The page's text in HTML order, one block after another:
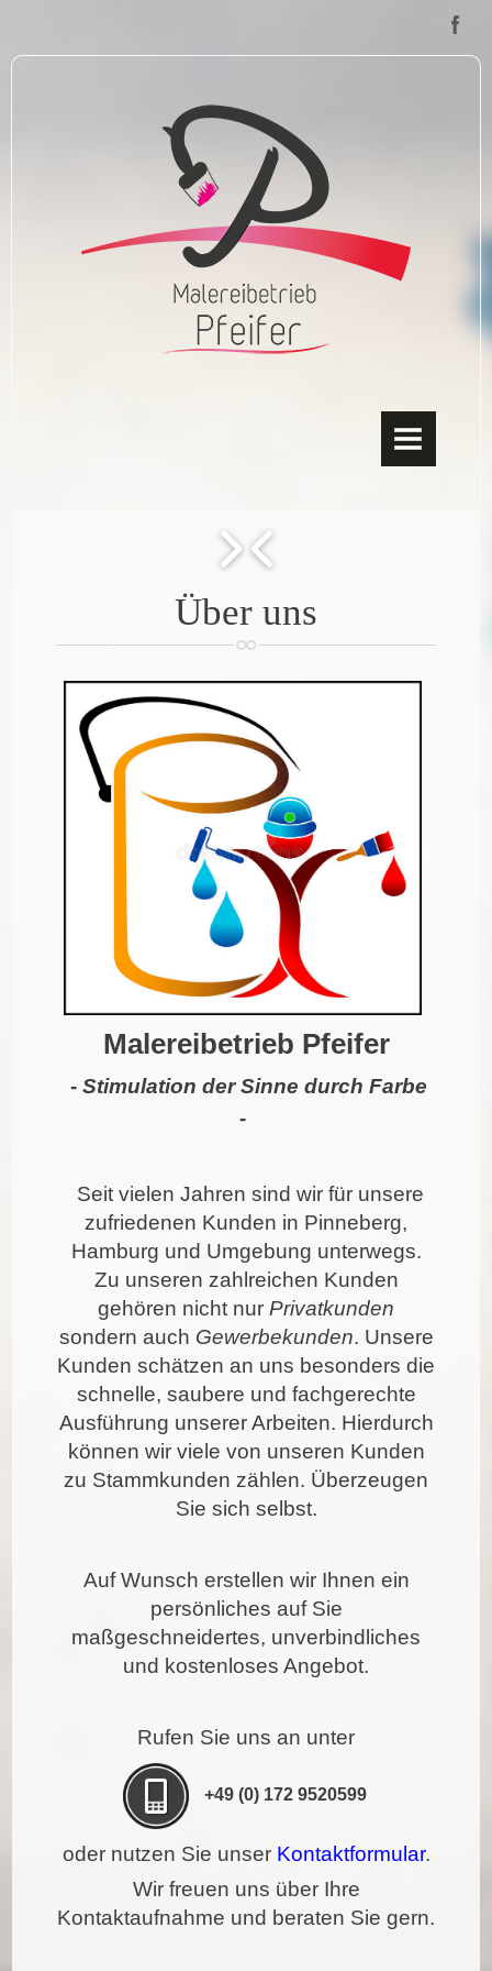
KONTAKT
IMPRESSUM
Über uns
Malereibetrieb Pfeifer
- Stimulation der Sinne durch Farbe
-
Seit vielen Jahren sind wir für unsere
zufriedenen Kunden in Pinneberg,
Hamburg und Umgebung unterwegs.
Zu unseren zahlreichen Kunden
gehören nicht nur Privatkunden
sondern auch Gewerbekunden. Unsere
Kunden schätzen an uns besonders die
schnelle, saubere und fachgerechte
Ausführung unserer Arbeiten. Hierdurch
können wir viele von unseren Kunden
zu Stammkunden zählen. Überzeugen
Sie sich selbst.
Auf Wunsch erstellen wir Ihnen ein
persönliches auf Sie
maßgeschneidertes, unverbindliches
und kostenloses Angebot.
Rufen Sie uns an unter
+49 (0) 172 9520599
oder nutzen Sie unser Kontaktformular.
Wir freuen uns über Ihre
Kontaktaufnahme und beraten Sie gern.